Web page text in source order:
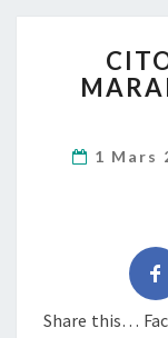
1 Mars
Share this…